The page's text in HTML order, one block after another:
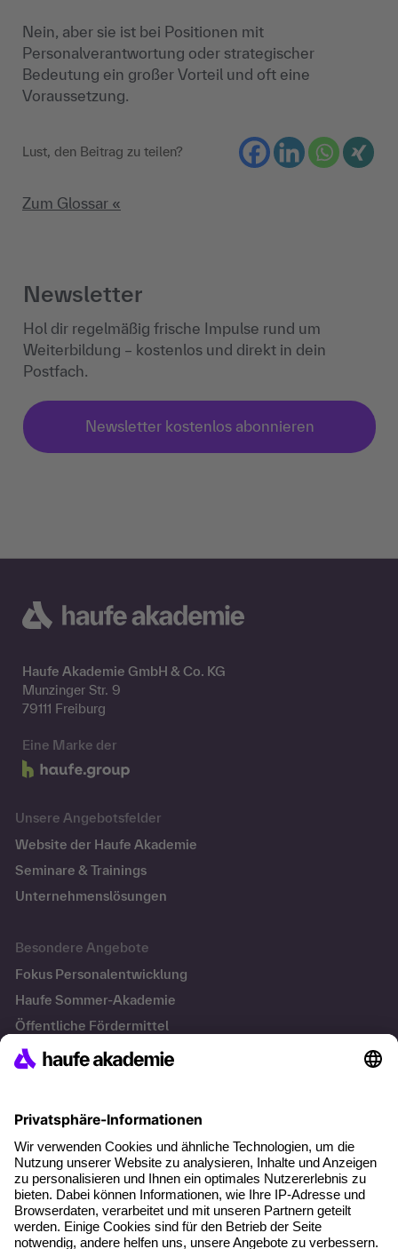
Nein, aber sie ist bei Positionen mit
Personalverantwortung oder strategischer
Bedeutung ein großer Vorteil und oft eine
Voraussetzung.
Lust, den Beitrag zu teilen?
Zum Glossar «
Newsletter
Hol dir regelmäßig frische Impulse rund um
Weiterbildung – kostenlos und direkt in dein
Postfach.
Newsletter kostenlos abonnieren
Haufe Akademie GmbH & Co. KG
Munzinger Str. 9
79111 Freiburg
Eine Marke der
Unsere Angebotsfelder
Website der Haufe Akademie
Seminare & Trainings
Unternehmenslösungen
Besondere Angebote
Fokus Personalentwicklung
Haufe Sommer-Akademie
Öffentliche Fördermittel
Transfersicherung
Die letzten Artikel
KI Texte menschlicher machen und unverwechselbar
bleiben
KI-Projekte zum Erfolg bringen
Hitzeschutz am Arbeitsplatz
KI in der Payroll: Warum Entgelt-Fachkräfte jetzt neue